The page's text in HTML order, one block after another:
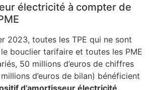
électricité à compter de
2023, toutes les TPE qui ne sont
bouclier tarifaire et toutes les PME
50 millions d’euros de chiffres
d’euros de bilan) bénéficient
d’amortisseur électricité.